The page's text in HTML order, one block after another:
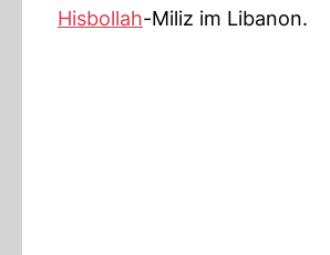
Hisbollah-Miliz im Libanon.